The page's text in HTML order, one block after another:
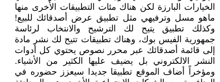
الخيارات البارزة لكن هناك مئات التطبيقات الأخرى منها
ماهو مسل وترفيهي مثل تطبيق عرض أصدقائك للبيع!
وكذلك تطبيق يتيح لك الترشيح والانتخاب لرئاسة
جمهورية الفيس بوك، وهناك تطبيقات تتيح لك نشر مادة
إلى قائمة أصدقائك عبر محرر نصوص يحتوي كل أدوات
النشر الالكتروني بل يضيف عليها الكثير من الأشياء.
ومؤخراً أضاف الموقع تطبيقا جديدا سيعزز حضوره في